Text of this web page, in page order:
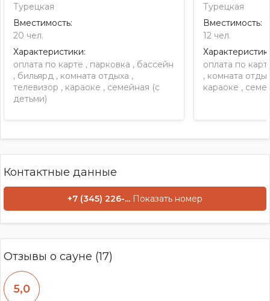
Турецкая
Вместимость:
20 чел.
Характеристики:
оплата по карте , парковка , бассейн
, бильярд , комната отдыха ,
телевизор , караоке , семейная (с
детьми)
Турецкая
Вместимость:
12 чел.
оплата по
, комната
караоке ,
Контактные данные
+7 (345) 226-... Показать номер
Отзывы о сауне (17)
5,0